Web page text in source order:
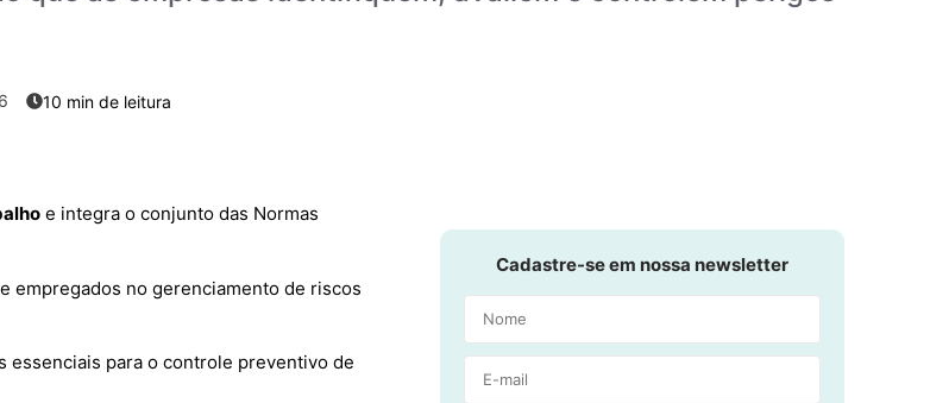
e integra o conjunto das Normas
empregados no gerenciamento de riscos
essenciais para o controle preventivo de
Cadastre-se em nossa newsletter